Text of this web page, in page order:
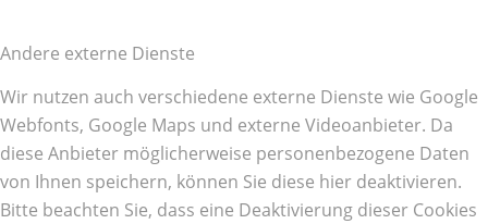
Andere externe Dienste
Wir nutzen auch verschiedene externe Dienste wie Google
Webfonts, Google Maps und externe Videoanbieter. Da
diese Anbieter möglicherweise personenbezogene Daten
von Ihnen speichern, können Sie diese hier deaktivieren.
Bitte beachten Sie, dass eine Deaktivierung dieser Cookies